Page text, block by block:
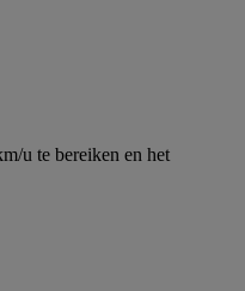
u te bereiken en het